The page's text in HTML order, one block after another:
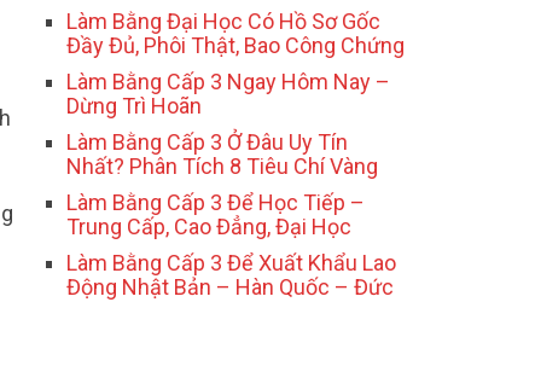
Làm Bằng Đại Học Có Hồ Sơ Gốc
Đầy Đủ, Phôi Thật, Bao Công Chứng
Làm Bằng Cấp 3 Ngay Hôm Nay –
Dừng Trì Hoãn
Làm Bằng Cấp 3 Ở Đâu Uy Tín
Nhất? Phân Tích 8 Tiêu Chí Vàng
Làm Bằng Cấp 3 Để Học Tiếp –
Trung Cấp, Cao Đẳng, Đại Học
Làm Bằng Cấp 3 Để Xuất Khẩu Lao
Động Nhật Bản – Hàn Quốc – Đức